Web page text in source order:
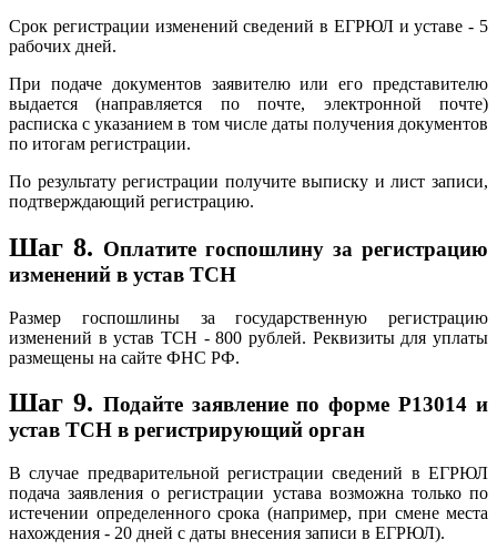
Срок регистрации изменений сведений в ЕГРЮЛ и уставе - 5
рабочих дней.
При подаче документов заявителю или его представителю
выдается (направляется по почте, электронной почте)
расписка с указанием в том числе даты получения документов
по итогам регистрации.
По результату регистрации получите выписку и лист записи,
подтверждающий регистрацию.
Шаг 8. Оплатите госпошлину за регистрацию
изменений в устав ТСН
Размер госпошлины за государственную регистрацию
изменений в устав ТСН - 800 рублей. Реквизиты для уплаты
размещены на сайте ФНС РФ.
Шаг 9. Подайте заявление по форме Р13014 и
устав ТСН в регистрирующий орган
В случае предварительной регистрации сведений в ЕГРЮЛ
подача заявления о регистрации устава возможна только по
истечении определенного срока (например, при смене места
нахождения - 20 дней с даты внесения записи в ЕГРЮЛ).